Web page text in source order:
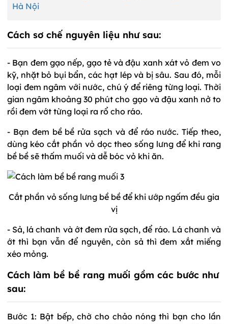
Hà Nội
Cách sơ chế nguyên liệu như sau:
- Bạn đem gạo nếp, gạo tẻ và đậu xanh xát vỏ đem vo
kỹ, nhặt bỏ bụi bẩn, các hạt lép và bị sâu. Sau đó, mỗi
loại đem ngâm với nước, chú ý để riêng từng loại. Thời
gian ngâm khoảng 30 phút cho gạo và đậu xanh nở to
rồi đem vớt từng loại ra rổ cho ráo.
- Bạn đem bề bề rửa sạch và để ráo nước. Tiếp theo,
dùng kéo cắt phần vỏ dọc theo sống lưng để khi rang
bề bề sẽ thấm muối và dễ bóc vỏ khi ăn.
Cắt phần vỏ sống lưng bề bề để khi ướp ngấm đều gia
vị
- Sả, lá chanh và ớt đem rửa sạch, để ráo. Lá chanh và
ớt thì bạn vẫn để nguyên, còn sả thì đem xắt miếng
xéo mỏng.
Cách làm bề bề rang muối gồm các bước như
sau:
Bước 1: Bật bếp, chờ cho chảo nóng thì bạn cho lần